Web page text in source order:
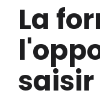
La
saisir